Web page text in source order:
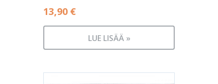
13,90 €
LUE LISÄÄ »